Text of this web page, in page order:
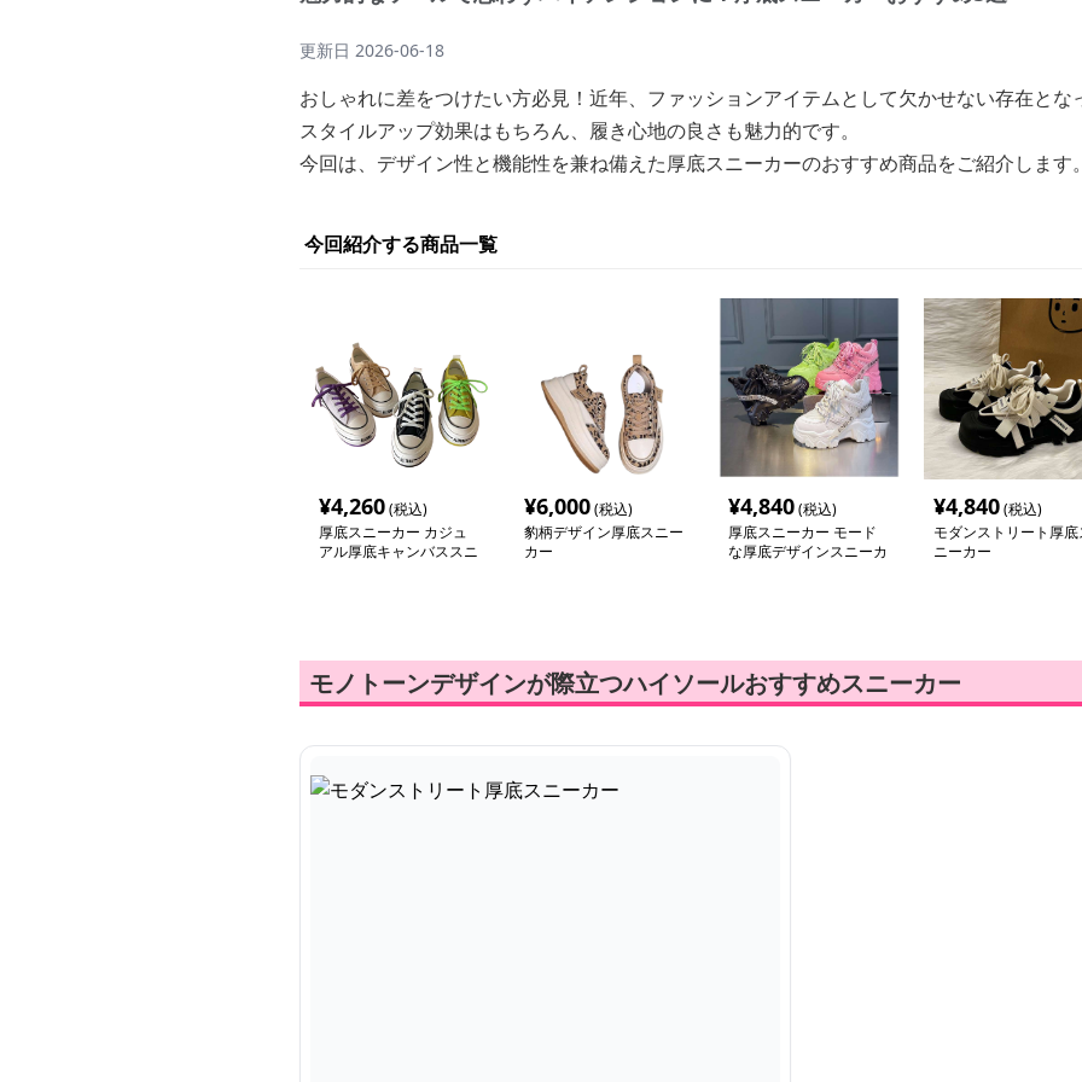
更新日 2026-06-18
おしゃれに差をつけたい方必見！近年、ファッションアイテムとして欠かせない存在とな
スタイルアップ効果はもちろん、履き心地の良さも魅力的です。
今回は、デザイン性と機能性を兼ね備えた厚底スニーカーのおすすめ商品をご紹介します。
今回紹介する商品一覧
¥4,260(税込)
厚底スニーカー カジュ
アル厚底キャンバススニ
¥6,000(税込)
豹柄デザイン厚底スニー
カー
¥4,840(税込)
厚底スニーカー モード
な厚底デザインスニーカ
¥4,840(税込)
モダンストリート厚底
ニーカー
モノトーンデザインが際立つハイソールおすすめスニーカー